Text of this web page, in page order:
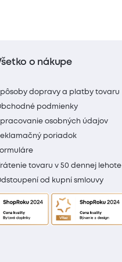
o nákupe
dopravy a platby tovaru
podmienky
osobných údajov
poriadok
tovaru v 50 dennej lehote
od kupní smlouvy